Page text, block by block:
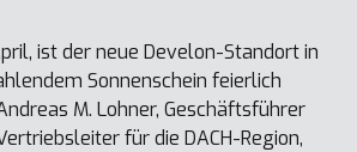
ist der neue Develon-Standort in
Sonnenschein feierlich
M. Lohner, Geschäftsführer
für die DACH-Region,